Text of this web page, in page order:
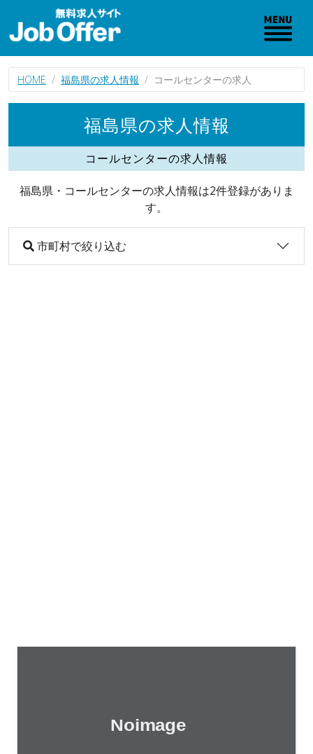
HOME 福島県の求人情報 コールセンターの求人
福島県の求人情報
コールセンターの求人情報
福島県・コールセンターの求人情報は2件登録がありま
す。
市町村で絞り込む